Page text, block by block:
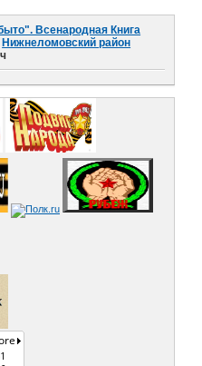
Всенародная Книга
Нижнеломовский район